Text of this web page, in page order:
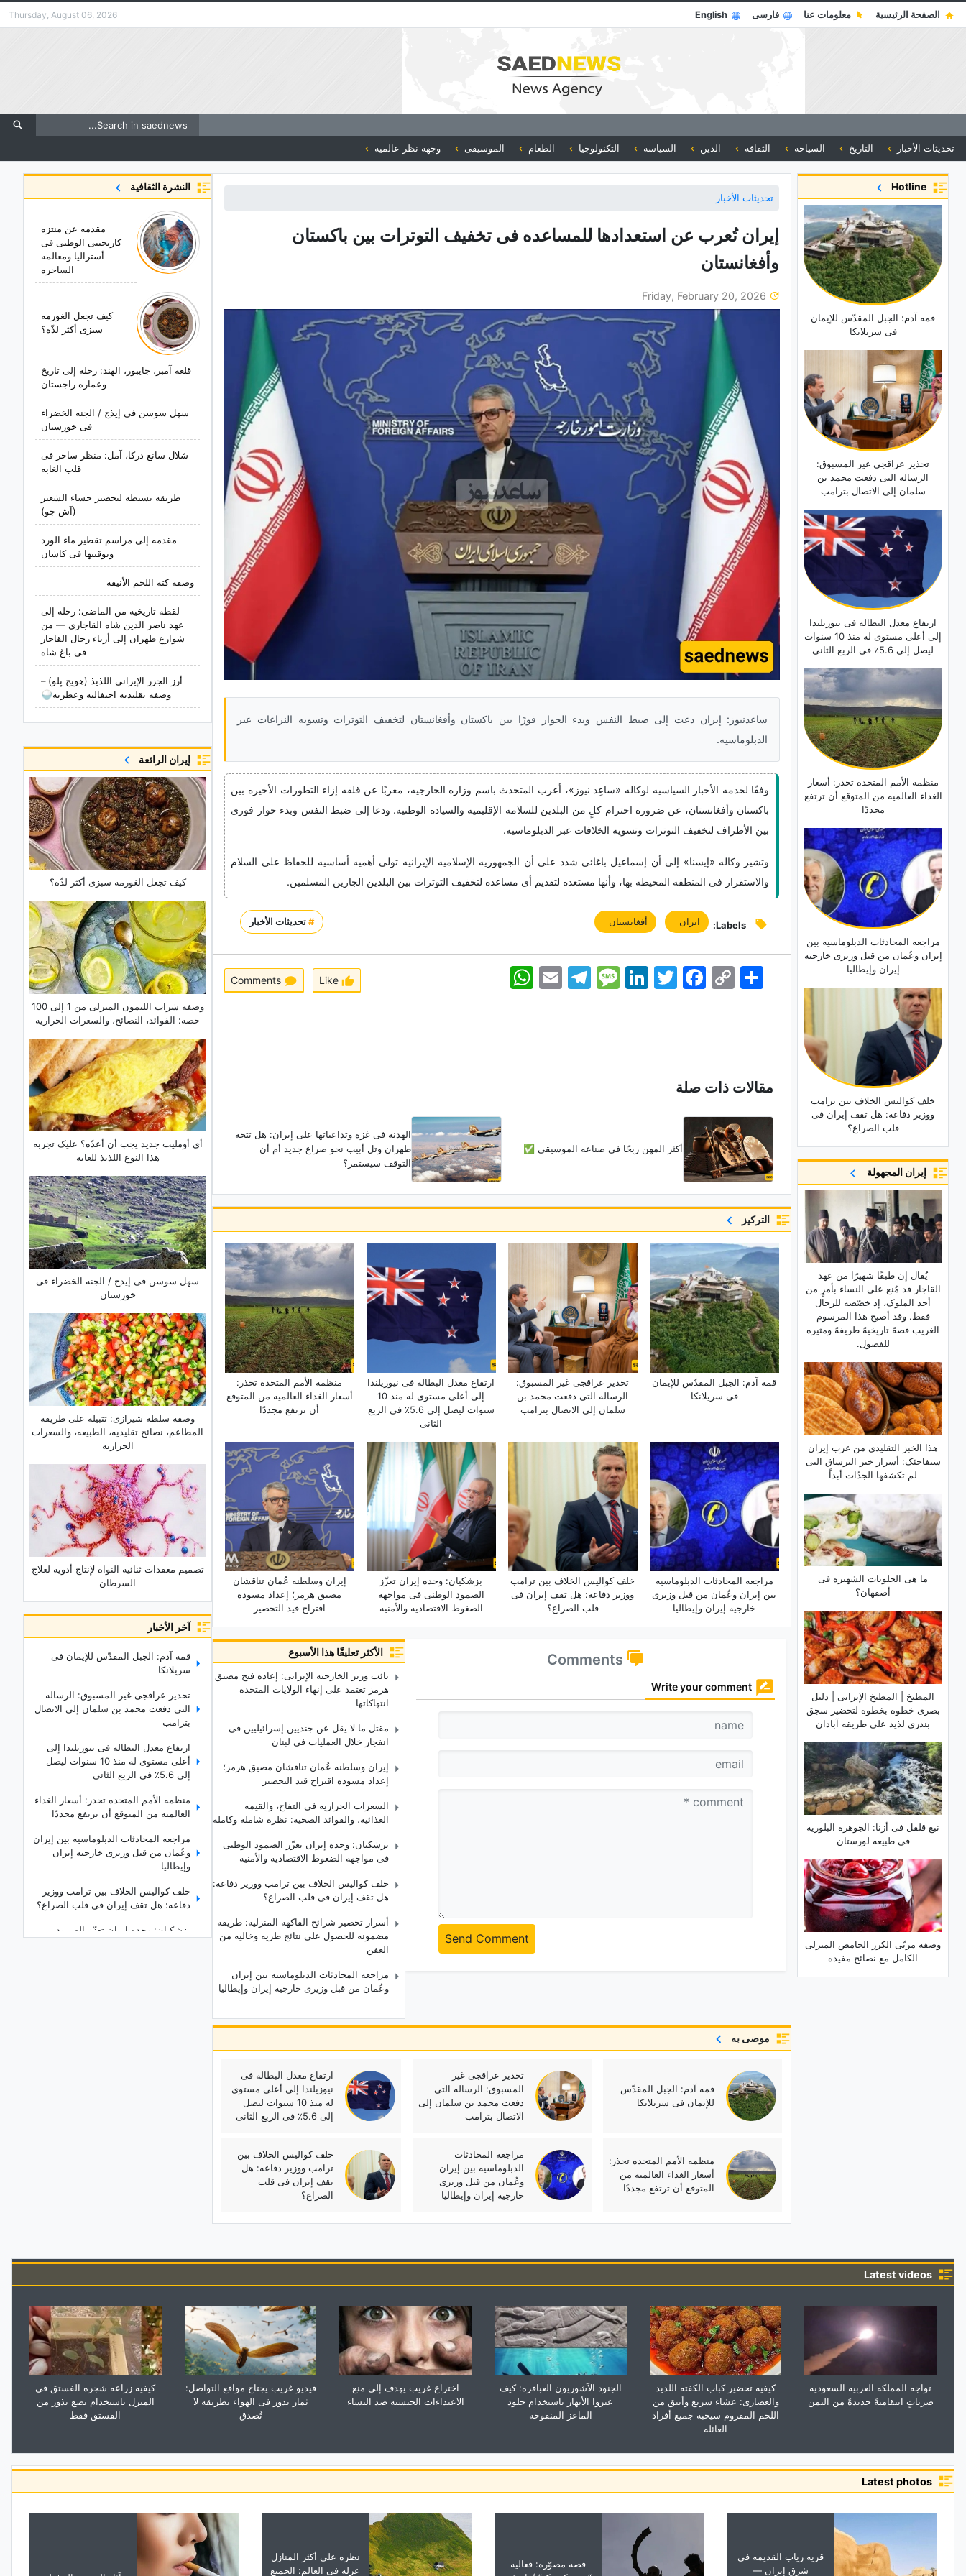
الصفحة الرئيسية معلومات عنا فارسی English
Thursday, August 06, 2026
تحديثات الأخبار التاريخ السياحة الثقافة الدين السياسة التكنولوجيا الطعام الموسيقى وجهة نظر عالمية
تحديثات الأخبار
إیران تُعرب عن استعدادها للمساعده فی تخفیف التوترات بین باکستان
وأفغانستان
ساعدنیوز: إیران دعت إلى ضبط النفس وبدء الحوار فورًا بین باکستان وأفغانستان لتخفیف التوترات وتسویه النزاعات عبر
الدبلوماسیه.
وفقًا لخدمه الأخبار السیاسیه لوکاله «ساعِد نیوز»، أعرب المتحدث باسم وزاره الخارجیه، معربًا عن قلقه إزاء التطورات الأخیره بین
باکستان وأفغانستان، عن ضروره احترام کلٍ من البلدین للسلامه الإقلیمیه والسیاده الوطنیه. ودعا إلى ضبط النفس وبدء حوار فوری
بین الأطراف لتخفیف التوترات وتسویه الخلافات عبر الدبلوماسیه.
وتشیر وکاله «إیسنا» إلى أن إسماعیل باغائی شدد على أن الجمهوریه الإسلامیه الإیرانیه تولی أهمیه أساسیه للحفاظ على السلام
والاستقرار فی المنطقه المحیطه بها، وأنها مستعده لتقدیم أی مساعده لتخفیف التوترات بین البلدین الجارین المسلمین.
Labels: ایران أفغانستان #تحديثات الأخبار
WhatsApp EmailTelegramMessageLinkedInTwitterFacebook
Copy
Link
اشتراک
Like
Comments
مقالات ذات صلة
أکثر المهن ربحًا فی صناعه الموسیقى ✅
الهدنه فی غزه وتداعیاتها على إیران: هل تتجه
طهران وتل أبیب نحو صراع جدید أم أن
التوقف سیستمر؟
التركيز
قمه آدم: الجبل المقدّس للإیمان
فی سریلانکا
تحذیر عراقجی غیر المسبوق:
الرساله التی دفعت محمد بن
سلمان إلى الاتصال بترامب
ارتفاع معدل البطاله فی نیوزیلندا
إلى أعلى مستوى له منذ 10
سنوات لیصل إلى 5.6٪ فی الربع
الثانی
منظمه الأمم المتحده تحذر:
أسعار الغذاء العالمیه من المتوقع
أن ترتفع مجددًا
مراجعه المحادثات الدبلوماسیه
بین إیران وعُمان من قبل وزیری
خارجیه إیران وإیطالیا
خلف کوالیس الخلاف بین ترامب
ووزیر دفاعه: هل تقف إیران فی
قلب الصراع؟
بزشکیان: وحده إیران تعزّز
الصمود الوطنی فی مواجهه
الضغوط الاقتصادیه والأمنیه
إیران وسلطنه عُمان تناقشان
مضیق هرمز؛ إعداد مسوده
اقتراح قید التحضیر
Write your comment
Send Comment
الأكثر تعليقًا هذا الأسبوع
نائب وزیر الخارجیه الإیرانی: إعاده فتح مضیق
هرمز تعتمد على إنهاء الولایات المتحده
انتهاکاتها
مقتل ما لا یقل عن جندیین إسرائیلیین فی
انفجار خلال العملیات فی لبنان
إیران وسلطنه عُمان تناقشان مضیق هرمز؛
إعداد مسوده اقتراح قید التحضیر
السعرات الحراریه فی التفاح، والقیمه
الغذائیه، والفوائد الصحیه: نظره شامله وکامله
بزشکیان: وحده إیران تعزّز الصمود الوطنی
فی مواجهه الضغوط الاقتصادیه والأمنیه
خلف کوالیس الخلاف بین ترامب ووزیر دفاعه:
هل تقف إیران فی قلب الصراع؟
أسرار تحضیر شرائح الفاکهه المنزلیه: طریقه
مضمونه للحصول على نتائج طریه وخالیه من
العفن
مراجعه المحادثات الدبلوماسیه بین إیران
وعُمان من قبل وزیری خارجیه إیران وإیطالیا
موصى به
قمه آدم: الجبل المقدّس
للإیمان فی سریلانکا
تحذیر عراقجی غیر
المسبوق: الرساله التی
دفعت محمد بن سلمان إلى
الاتصال بترامب
ارتفاع معدل البطاله فی
نیوزیلندا إلى أعلى مستوى
له منذ 10 سنوات لیصل
إلى 5.6٪ فی الربع الثانی
منظمه الأمم المتحده تحذر:
أسعار الغذاء العالمیه من
المتوقع أن ترتفع مجددًا
مراجعه المحادثات
الدبلوماسیه بین إیران
وعُمان من قبل وزیری
خارجیه إیران وإیطالیا
خلف کوالیس الخلاف بین
ترامب ووزیر دفاعه: هل
تقف إیران فی قلب
الصراع؟
النشرة الثقافية
مقدمه عن منتزه
کاریجینی الوطنی فی
أسترالیا ومعالمه
الساحره
کیف تجعل الغورمه
سبزی أکثر لذّه؟
قلعه آمبر، جایبور، الهند: رحله إلى تاریخ
وعماره راجستان
سهل سوسن فی إیذج / الجنه الخضراء
فی خوزستان
شلال سانغ درکا، آمل: منظر ساحر فی
قلب الغابه
طریقه بسیطه لتحضیر حساء الشعیر
(آش جو)
مقدمه إلى مراسم تقطیر ماء الورد
وتوقیتها فی کاشان
وصفه کته اللحم الأنیقه
لقطه تاریخیه من الماضی: رحله إلى
عهد ناصر الدین شاه القاجاری — من
شوارع طهران إلى أزیاء رجال القاجار
فی باغ شاه
أرز الجزر الإیرانی اللذیذ (هویج پلو) –
وصفه تقلیدیه احتفالیه وعطریه🍚
إيران الرائعة
کیف تجعل الغورمه سبزی أکثر لذّه؟
وصفه شراب اللیمون المنزلی من 1 إلى 100
حصه: الفوائد، النصائح، والسعرات الحراریه
أی أوملیت جدید یجب أن أعدّه؟ علیک تجربه
هذا النوع اللذیذ للغایه
سهل سوسن فی إیذج / الجنه الخضراء فی
خوزستان
وصفه سلطه شیرازی: تتبیله على طریقه
المطاعم، نصائح تقلیدیه، الطبیعه، والسعرات
الحراریه
تصمیم معقدات ثنائیه النواه لإنتاج أدویه لعلاج
السرطان
آخر الأخبار
قمه آدم: الجبل المقدّس للإیمان فی
سریلانکا
تحذیر عراقجی غیر المسبوق: الرساله
التی دفعت محمد بن سلمان إلى الاتصال
بترامب
ارتفاع معدل البطاله فی نیوزیلندا إلى
أعلى مستوى له منذ 10 سنوات لیصل
إلى 5.6٪ فی الربع الثانی
منظمه الأمم المتحده تحذر: أسعار الغذاء
العالمیه من المتوقع أن ترتفع مجددًا
مراجعه المحادثات الدبلوماسیه بین إیران
وعُمان من قبل وزیری خارجیه إیران
وإیطالیا
خلف کوالیس الخلاف بین ترامب ووزیر
دفاعه: هل تقف إیران فی قلب الصراع؟
بزشکیان: وحده إیران تعزّز الصمود
سمک مقرمش مغطى بفتات الخبز: دلیل
Hotline
قمه آدم: الجبل المقدّس للإیمان
فی سریلانکا
تحذیر عراقجی غیر المسبوق:
الرساله التی دفعت محمد بن
سلمان إلى الاتصال بترامب
ارتفاع معدل البطاله فی نیوزیلندا
إلى أعلى مستوى له منذ 10 سنوات
لیصل إلى 5.6٪ فی الربع الثانی
منظمه الأمم المتحده تحذر: أسعار
الغذاء العالمیه من المتوقع أن ترتفع
مجددًا
مراجعه المحادثات الدبلوماسیه بین
إیران وعُمان من قبل وزیری خارجیه
إیران وإیطالیا
خلف کوالیس الخلاف بین ترامب
ووزیر دفاعه: هل تقف إیران فی
قلب الصراع؟
إيران المجهولة
یُقال إن طبقًا شهیرًا من عهد
القاجار قد مُنع على النساء بأمرٍ من
أحد الملوک، إذ خصّصه للرجال
فقط. وقد أصبح هذا المرسوم
الغریب قصهً تاریخیهً طریفهً ومثیره
للفضول.
هذا الخبز التقلیدی من غرب إیران
سیفاجئک: أسرار خبز البرساق التی
لم تکشفها الجدّات أبداً
ما هی الحلویات الشهیره فی
أصفهان؟
المطبخ | المطبخ الإیرانی | دلیل
بصری خطوه بخطوه لتحضیر سجق
بندری لذیذ على طریقه آبادان
نبع قلقل فی أزنا: الجوهره البلوریه
فی طبیعه لورستان
وصفه مربّى الکرز الحامض المنزلی
الکامل مع نصائح مفیده
Latest videos
تواجه المملکه العربیه السعودیه
ضرباتٍ انتقامیهً جدیدهً من الیمن
کیفیه تحضیر کباب الکفته اللذیذ
والعصاری: عشاء سریع وأنیق من
اللحم المفروم سیحبه جمیع أفراد
العائله
الجنود الآشوریون العباقره: کیف
عبروا الأنهار باستخدام جلود
الماعز المنفوخه
اختراع غریب یهدف إلى منع
الاعتداءات الجنسیه ضد النساء
فیدیو غریب یجتاح مواقع التواصل:
ثمار تدور فی الهواء بطریقه لا
تُصدق
کیفیه زراعه شجره الفستق فی
المنزل باستخدام بضع بذور من
الفستق فقط
Latest photos
قریه ریاب القدیمه فی
شرق إیران —
قصه مصوّره: فعالیه
نظره على أکثر المنازل
عزله فی العالم: الجمیع